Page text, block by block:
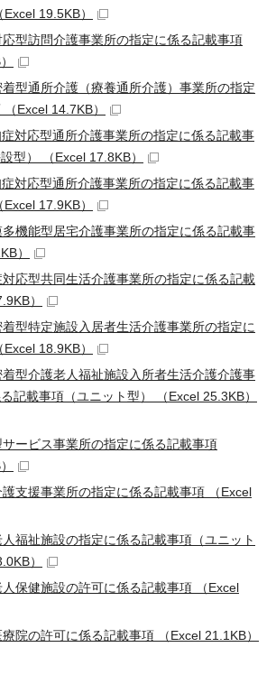
19.5KB）
型訪問介護事業所の指定に係る記載事項
型通所介護（療養通所介護）事業所の指定
Excel 14.7KB）
対応型通所介護事業所の指定に係る記載事
型） （Excel 17.8KB）
対応型通所介護事業所の指定に係る記載事
17.9KB）
機能型居宅介護事業所の指定に係る記載事
）
応型共同生活介護事業所の指定に係る記載
）
型特定施設入居者生活介護事業所の指定に
18.9KB）
型介護老人福祉施設入所者生活介護介護事
記載事項（ユニット型） （Excel 25.3KB）
ービス事業所の指定に係る記載事項
支援事業所の指定に係る記載事項 （Excel
福祉施設の指定に係る記載事項（ユニット
）
保健施設の許可に係る記載事項 （Excel
院の許可に係る記載事項 （Excel 21.1KB）